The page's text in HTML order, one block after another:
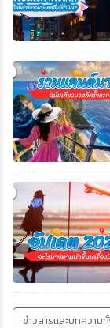
ข่าวสารและบทความ